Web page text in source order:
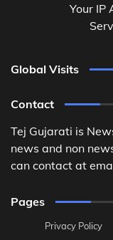
Your IP
Global Visits
Contact
Tej Gujarati is
news and non
can contact at
Pages
Privacy Policy